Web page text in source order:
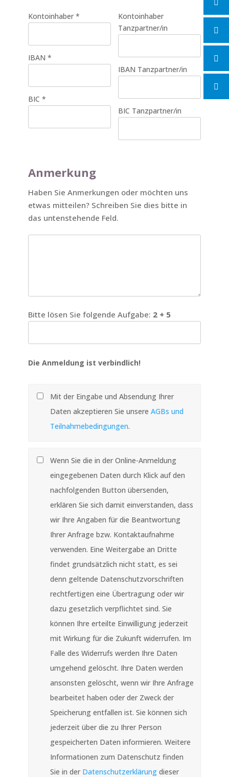
Kontoinhaber *
IBAN *
BIC *
Kontoinhaber
Tanzpartner/in
IBAN Tanzpartner/in
BIC Tanzpartner/in
Anmerkung
Haben Sie Anmerkungen oder möchten uns
etwas mitteilen? Schreiben Sie dies bitte in
das untenstehende Feld.
Bitte lösen Sie folgende Aufgabe: 2 + 5
Die Anmeldung ist verbindlich!
Mit der Eingabe und Absendung Ihrer
Daten akzeptieren Sie unsere AGBs und
Teilnahmebedingungen.
Wenn Sie die in der Online-Anmeldung
eingegebenen Daten durch Klick auf den
nachfolgenden Button übersenden,
erklären Sie sich damit einverstanden, dass
wir Ihre Angaben für die Beantwortung
Ihrer Anfrage bzw. Kontaktaufnahme
verwenden. Eine Weitergabe an Dritte
findet grundsätzlich nicht statt, es sei
denn geltende Datenschutzvorschriften
rechtfertigen eine Übertragung oder wir
dazu gesetzlich verpflichtet sind. Sie
können Ihre erteilte Einwilligung jederzeit
mit Wirkung für die Zukunft widerrufen. Im
Falle des Widerrufs werden Ihre Daten
umgehend gelöscht. Ihre Daten werden
ansonsten gelöscht, wenn wir Ihre Anfrage
bearbeitet haben oder der Zweck der
Speicherung entfallen ist. Sie können sich
jederzeit über die zu Ihrer Person
gespeicherten Daten informieren. Weitere
Informationen zum Datenschutz finden
Sie in der Datenschutzerklärungdieser